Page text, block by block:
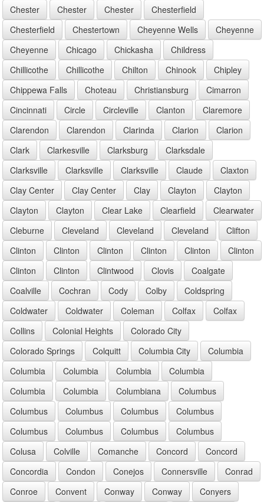
Chester
Chester Chester
Chesterfield
Chesterfield
Chestertown Cheyenne Wells
Cheyenne
Cheyenne
Chicago Chickasha
Childress
Chillicothe
Chillicothe Chilton Chinook
Chipley
Chippewa Falls
Choteau Christiansburg
Cimarron
Cincinnati
Circle Circleville Clanton
Claremore
Clarendon
Clarendon Clarinda Clarion
Clarion
Clark
Clarkesville Clarksburg
Clarksdale
Clarksville
Clarksville Clarksville Claude
Claxton
Clay Center
Clay Center Clay Clayton
Clayton
Clayton
Clayton Clear Lake Clearfield
Clearwater
Cleburne
Cleveland Cleveland Cleveland
Clifton
Clinton
Clinton Clinton Clinton Clinton
Clinton
Clinton
Clinton Clintwood Clovis
Coalgate
Coalville
Cochran Cody Colby
Coldspring
Coldwater
Coldwater Coleman Colfax
Colfax
Collins
Colonial Heights
Colorado City
Colorado Springs
Colquitt Columbia City
Columbia
Columbia
Columbia Columbia
Columbia
Columbia
Columbia Columbiana
Columbus
Columbus
Columbus Columbus
Columbus
Columbus
Columbus Columbus
Columbus
Colusa
Colville Comanche Concord
Concord
Concordia
Condon Conejos Connersville
Conrad
Conroe
Convent Conway Conway
Conyers